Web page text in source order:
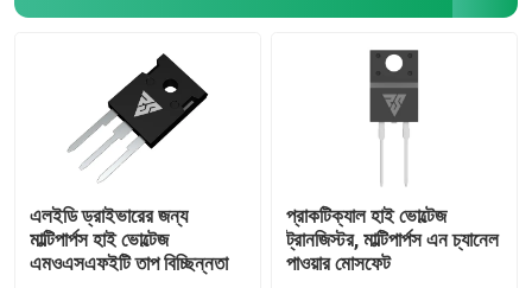
এলইডি ড্রাইভারের জন্য
মাল্টিপার্পস হাই ভোল্টেজ
এমওএসএফইটি তাপ বিচ্ছিন্নতা
প্রাকটিক্যাল হাই ভোল্টেজ
ট্রানজিস্টর, মাল্টিপার্পস এন চ্যানেল
পাওয়ার মোসফেট